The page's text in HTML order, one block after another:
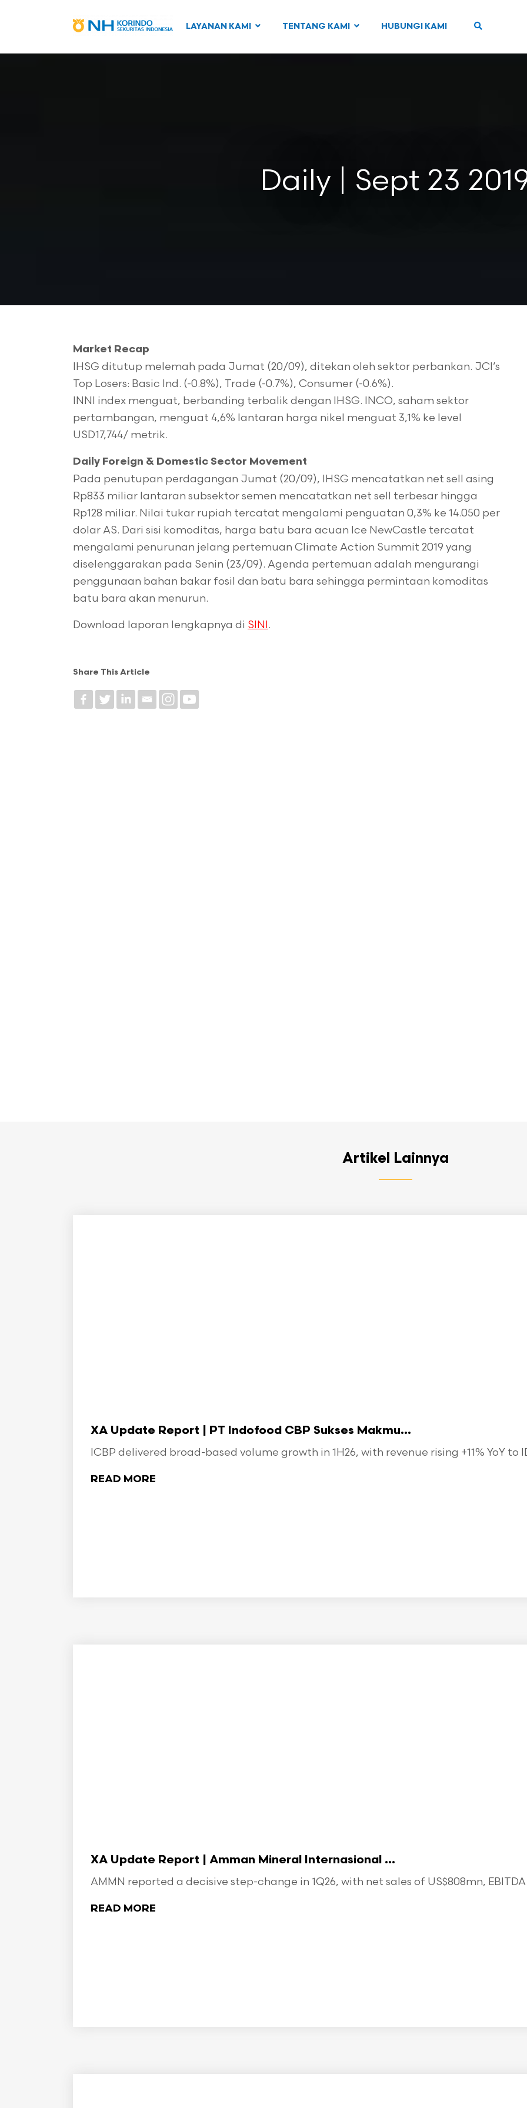
LAYANAN KAMI TENTANG KAMI HUBUNGI KAMI
Daily | Sept 23
Market Recap
IHSG ditutup melemah pada Jumat (20/09), ditekan oleh sektor perbankan. JCI’s
Top Losers: Basic Ind. (-0.8%), Trade (-0.7%), Consumer (-0.6%).
INNI index menguat, berbanding terbalik dengan IHSG. INCO, saham sektor
pertambangan, menguat 4,6% lantaran harga nikel menguat 3,1% ke level
USD17,744/ metrik.
Daily Foreign & Domestic Sector Movement
Pada penutupan perdagangan Jumat (20/09), IHSG mencatatkan net sell asing
Rp833 miliar lantaran subsektor semen mencatatkan net sell terbesar hingga
Rp128 miliar. Nilai tukar rupiah tercatat mengalami penguatan 0,3% ke 14.050 per
dolar AS. Dari sisi komoditas, harga batu bara acuan Ice NewCastle tercatat
mengalami penurunan jelang pertemuan Climate Action Summit 2019 yang
diselenggarakan pada Senin (23/09). Agenda pertemuan adalah mengurangi
penggunaan bahan bakar fosil dan batu bara sehingga permintaan komoditas
batu bara akan menurun.
Download laporan lengkapnya di SINI .
Share This Article
Artikel Lainnya
XA Update Report | PT Indofood CBP Sukses Makmu...
ICBP delivered broad-based volume growth in 1H26, with revenue rising +11% YoY to
READ MORE
XA Update Report | Amman Mineral Internasional ...
AMMN reported a decisive step-change in 1Q26, with net sales of US$808mn, EBITDA
READ MORE